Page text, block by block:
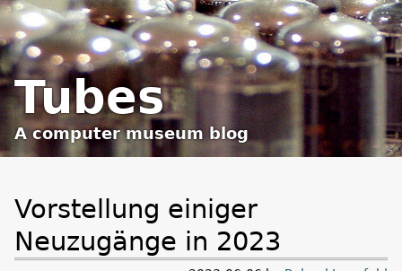
Tubes
Acomputer museumblog
Vorstellung einiger
Neuzugänge in 2023